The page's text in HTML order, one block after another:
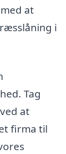
at
i
Tag
at
firma til